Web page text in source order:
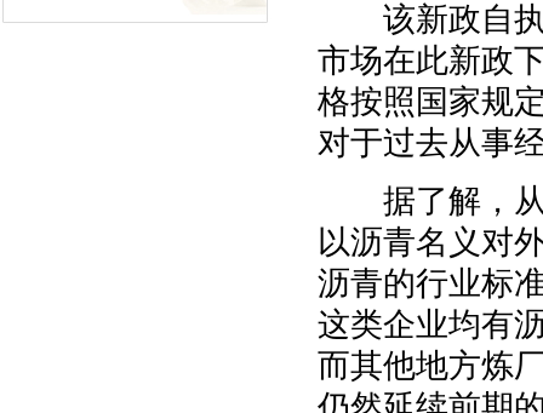
该新政自执
市场在此新政
格按照国家规
对于过去从事
据了解，
以沥青名义对
沥青的行业标
这类企业均有
而其他地方炼